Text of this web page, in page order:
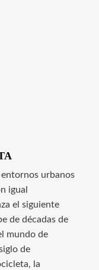
urbanos
igual
el siguiente
de décadas de
mundo de
de
la